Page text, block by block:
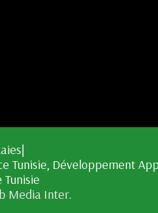
Media Inter.